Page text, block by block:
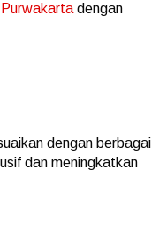
dengan
dengan berbagai
dan meningkatkan